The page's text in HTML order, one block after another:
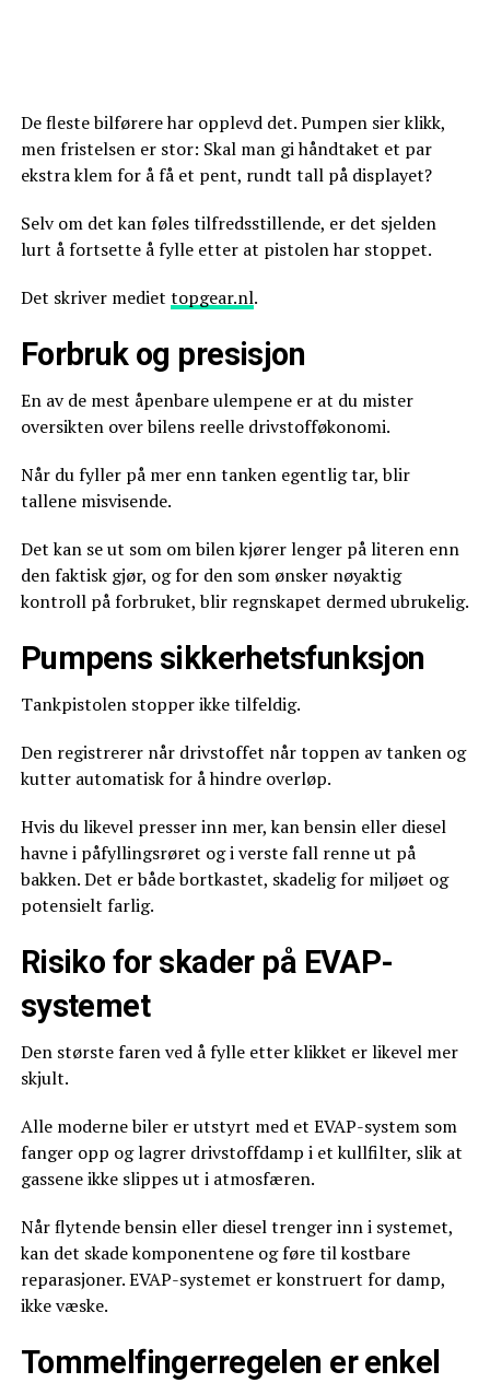
De fleste bilførere har opplevd det. Pumpen sier klikk,
men fristelsen er stor: Skal man gi håndtaket et par
ekstra klem for å få et pent, rundt tall på displayet?
Selv om det kan føles tilfredsstillende, er det sjelden
lurt å fortsette å fylle etter at pistolen har stoppet.
Det skriver mediet topgear.nl.
Forbruk og presisjon
En av de mest åpenbare ulempene er at du mister
oversikten over bilens reelle drivstofføkonomi.
Når du fyller på mer enn tanken egentlig tar, blir
tallene misvisende.
Det kan se ut som om bilen kjører lenger på literen enn
den faktisk gjør, og for den som ønsker nøyaktig
kontroll på forbruket, blir regnskapet dermed ubrukelig.
Pumpens sikkerhetsfunksjon
Tankpistolen stopper ikke tilfeldig.
Den registrerer når drivstoffet når toppen av tanken og
kutter automatisk for å hindre overløp.
Hvis du likevel presser inn mer, kan bensin eller diesel
havne i påfyllingsrøret og i verste fall renne ut på
bakken. Det er både bortkastet, skadelig for miljøet og
potensielt farlig.
Risiko for skader på EVAP-
systemet
Den største faren ved å fylle etter klikket er likevel mer
skjult.
Alle moderne biler er utstyrt med et EVAP-system som
fanger opp og lagrer drivstoffdamp i et kullfilter, slik at
gassene ikke slippes ut i atmosfæren.
Når flytende bensin eller diesel trenger inn i systemet,
kan det skade komponentene og føre til kostbare
reparasjoner. EVAP-systemet er konstruert for damp,
ikke væske.
Tommelfingerregelen er enkel